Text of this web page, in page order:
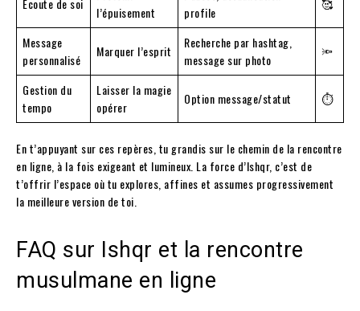
Écoute de soi
l’épuisement
profile
🥰
Message
personnalisé
Marquer l’esprit
Recherche par hashtag,
message sur photo
🔦
Gestion du
tempo
Laisser la magie
opérer
Option message/statut ⏱️
En t’appuyant sur ces repères, tu grandis sur le chemin de la rencontre
en ligne, à la fois exigeant et lumineux. La force d’Ishqr, c’est de
t’offrir l’espace où tu explores, affines et assumes progressivement
la meilleure version de toi.
FAQ sur Ishqr et la rencontre
musulmane en ligne